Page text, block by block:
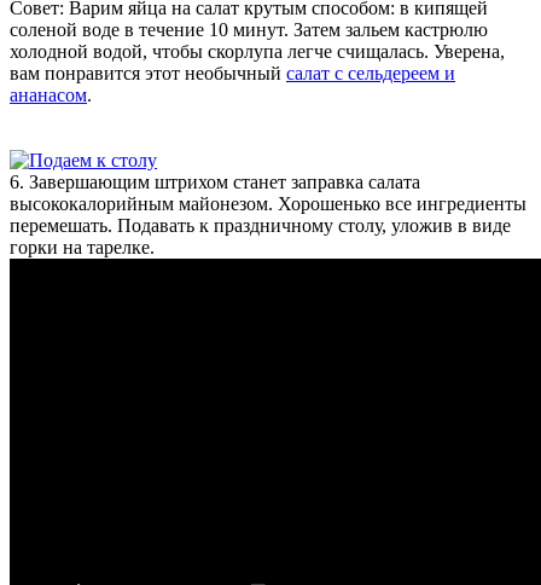
Совет: Варим яйца на салат крутым способом: в кипящей
соленой воде в течение 10 минут. Затем зальем кастрюлю
холодной водой, чтобы скорлупа легче счищалась. Уверена,
вам понравится этот необычный салат с сельдереем и
ананасом.
6. Завершающим штрихом станет заправка салата
высококалорийным майонезом. Хорошенько все ингредиенты
перемешать. Подавать к праздничному столу, уложив в виде
горки на тарелке.